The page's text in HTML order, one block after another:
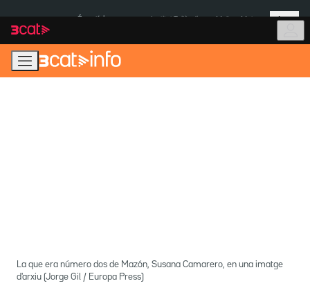
navegació
principal
contingut
Més
La que era número dos de Mazón, Susana Camarero, en una imatge
d'arxiu (Jorge Gil / Europa Press)